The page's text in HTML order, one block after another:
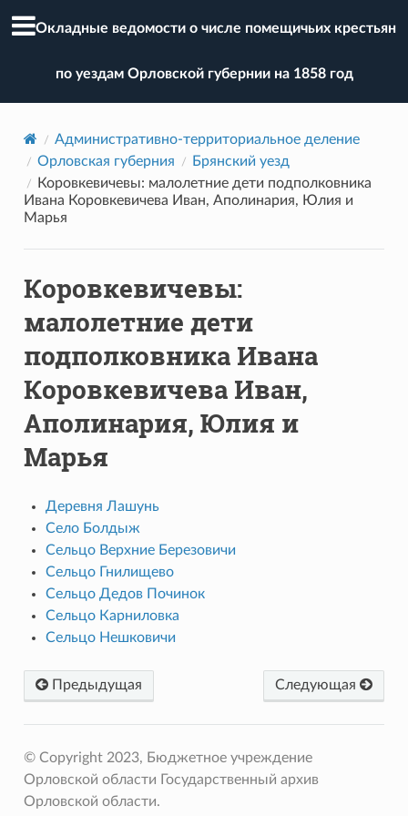
Окладные ведомости о числе помещичьих крестьян
по уездам Орловской губернии на 1858 год
Административно-территориальное деление
Орловская губерния
Брянский уезд
Коровкевичевы: малолетние дети подполковника
Ивана Коровкевичева Иван, Аполинария, Юлия и
Марья
Коровкевичевы:
малолетние дети
подполковника Ивана
Коровкевичева Иван,
Аполинария, Юлия и
Марья
Деревня Лашунь
Село Болдыж
Сельцо Верхние Березовичи
Сельцо Гнилищево
Сельцо Дедов Починок
Сельцо Карниловка
Сельцо Нешковичи
Предыдущая Следующая
© Copyright 2023, Бюджетное учреждение
Орловской области Государственный архив
Орловской области.